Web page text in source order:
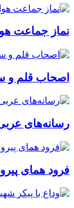
نماز جماعت
اصحاب قلم و
رسانه‌های عربی: اتحاد ملی ایرانیان در
فرود همای